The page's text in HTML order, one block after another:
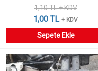
1,10 TL + KDV
1,00 TL + KDV
Sepete Ekle